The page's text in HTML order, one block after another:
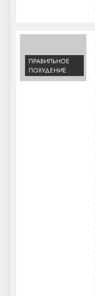
ПРАВИЛЬНОЕ
ПОХУДЕНИЕ